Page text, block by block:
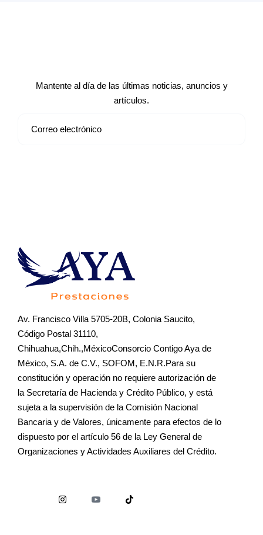
Mantente al día de las últimas noticias, anuncios y
artículos.
Av. Francisco Villa 5705-20B, Colonia Saucito,
Código Postal 31110,
Chihuahua,Chih.,MéxicoConsorcio Contigo Aya de
México, S.A. de C.V., SOFOM, E.N.R.Para su
constitución y operación no requiere autorización de
la Secretaría de Hacienda y Crédito Público, y está
sujeta a la supervisión de la Comisión Nacional
Bancaria y de Valores, únicamente para efectos de lo
dispuesto por el artículo 56 de la Ley General de
Organizaciones y Actividades Auxiliares del Crédito.